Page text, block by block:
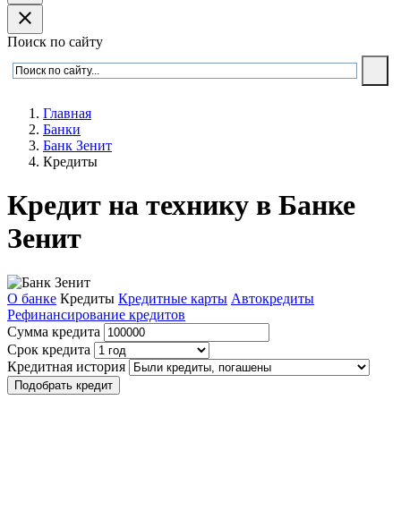
close
Поиск по сайту
Главная
Банки
Банк Зенит
Кредиты
Кредит на технику в Банке
Зенит
О банке Кредиты Кредитные карты Автокредиты
Рефинансирование кредитов
Сумма кредита
Срок кредита
Кредитная история
Подобрать кредит